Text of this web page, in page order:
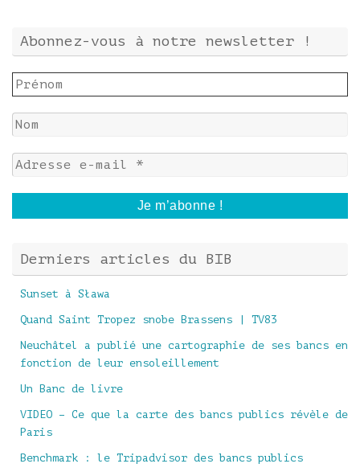
Abonnez-vous à notre newsletter !
Derniers articles du BIB
Sunset à Sława
Quand Saint Tropez snobe Brassens | TV83
Neuchâtel a publié une cartographie de ses bancs en
fonction de leur ensoleillement
Un Banc de livre
VIDEO – Ce que la carte des bancs publics révèle de
Paris
Benchmark : le Tripadvisor des bancs publics